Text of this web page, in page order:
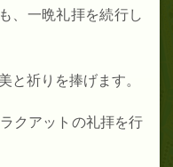
、一晩礼拝を続行し
祈りを捧げます。
アットの礼拝を行